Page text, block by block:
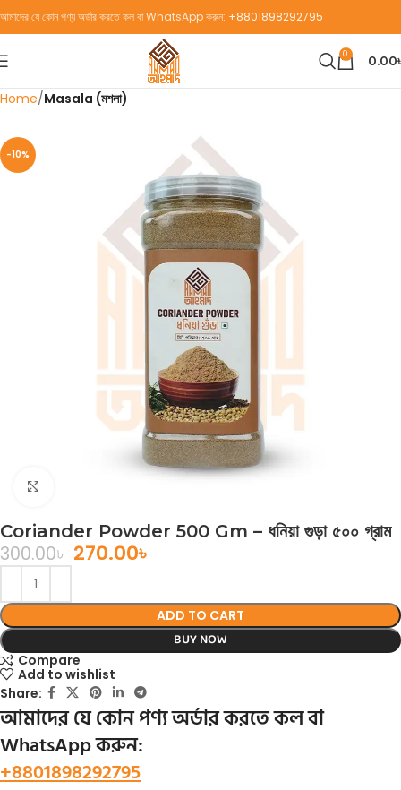
আমাদের যে কোন পণ্য অর্ডার করতে কল বা WhatsApp করুন: +8801898292795
0 0.00
Home Masala (মশলা)
-10%
Coriander Powder 500 Gm – ধনিয়া গুড়া ৫০০ গ্রাম
300.00৳ 270.00৳
ADD TO CART
BUY NOW
Compare
Add to wishlist
Share:
আমাদের যে কোন পণ্য অর্ডার করতে কল বা
WhatsApp করুন:
+8801898292795